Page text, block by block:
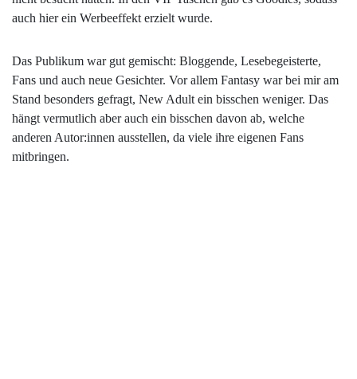
auch hier ein Werbeeffekt erzielt wurde.
Das Publikum war gut gemischt: Bloggende, Lesebegeisterte,
Fans und auch neue Gesichter. Vor allem Fantasy war bei mir am
Stand besonders gefragt, New Adult ein bisschen weniger. Das
hängt vermutlich aber auch ein bisschen davon ab, welche
anderen Autor:innen ausstellen, da viele ihre eigenen Fans
mitbringen.